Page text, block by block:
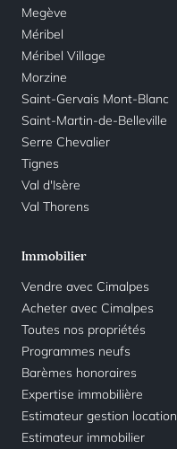
Megève
Méribel
Méribel Village
Morzine
Saint-Gervais Mont-Blanc
Saint-Martin-de-Belleville
Serre Chevalier
Tignes
Val d'Isère
Val Thorens
Immobilier
Vendre avec Cimalpes
Acheter avec Cimalpes
Toutes nos propriétés
Programmes neufs
Barèmes honoraires
Expertise immobilière
Estimateur gestion location
Estimateur immobilier